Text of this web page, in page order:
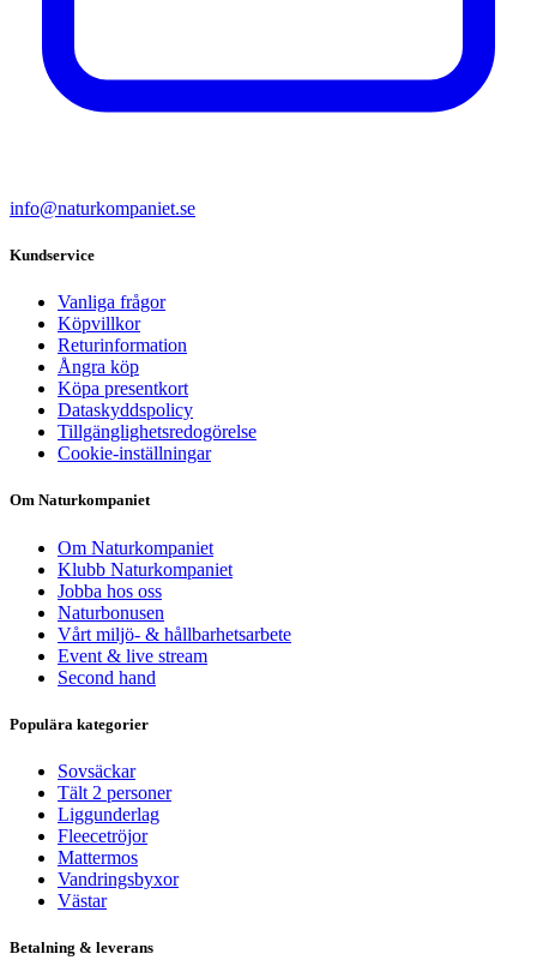
info@naturkompaniet.se
Kundservice
Vanliga frågor
Köpvillkor
Returinformation
Ångra köp
Köpa presentkort
Dataskyddspolicy
Tillgänglighetsredogörelse
Cookie-inställningar
Om Naturkompaniet
Om Naturkompaniet
Klubb Naturkompaniet
Jobba hos oss
Naturbonusen
Vårt miljö- & hållbarhetsarbete
Event & live stream
Second hand
Populära kategorier
Sovsäckar
Tält 2 personer
Liggunderlag
Fleecetröjor
Mattermos
Vandringsbyxor
Västar
Betalning & leverans